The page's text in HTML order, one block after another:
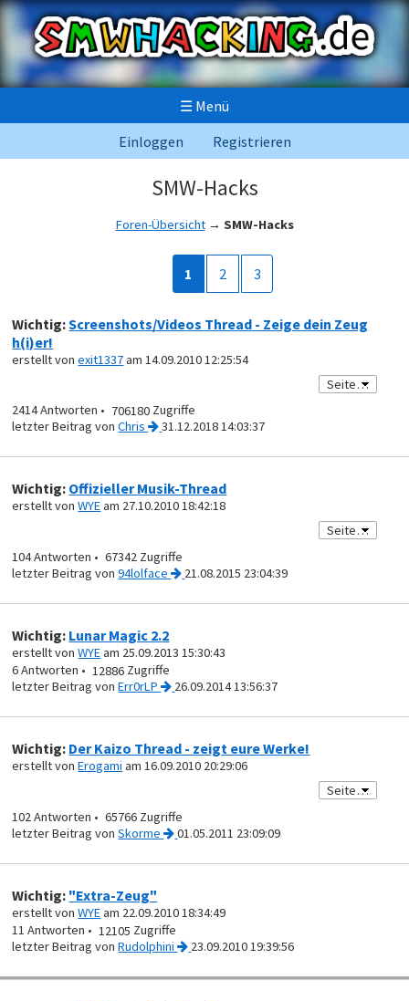
☰ Menü
Einloggen
Registrieren
SMW-Hacks
Foren-Übersicht→ SMW-Hacks
1 2 3
Wichtig:Screenshots/Videos Thread - Zeige dein Zeug
h(i)er!
erstellt vonexit1337am 14.09.2010 12:25:54
2414
706180
vonChris 31.12.2018 14:03:37
Wichtig: Offizieller Musik-Thread
erstellt vonWYEam 27.10.2010 18:42:18
104
67342
von94lolface 21.08.2015 23:04:39
Wichtig: Lunar Magic 2.2
erstellt vonWYEam 25.09.2013 15:30:43
6
12886
vonErr0rLP 26.09.2014 13:56:37
Wichtig: Der Kaizo Thread - zeigt eure Werke!
erstellt vonErogami am 16.09.2010 20:29:06
102
65766
vonSkorme 01.05.2011 23:09:09
Wichtig: "Extra-Zeug"
erstellt vonWYEam 22.09.2010 18:34:49
11
12105
vonRudolphini 23.09.2010 19:39:56